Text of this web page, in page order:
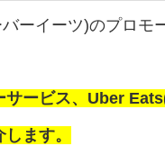
ーイーツ)のプロモ
サービス、Uber
ます。